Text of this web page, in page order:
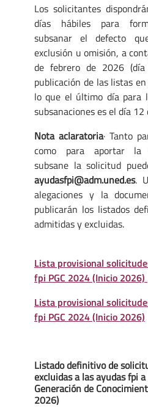
Los solicitantes
días hábiles para
subsanar el defecto
exclusión u omisión, a
de febrero de 2026
publicación de las listas
lo que el último día para
subsanaciones es el día
Nota aclaratoria· Tanto
como para aportar la
subsane la solicitud
ayudasfpi@adm.uned.es.
alegaciones y la
publicarán los listados
admitidas y excluidas.
Lista provisional
fpi PGC 2024 (Inicio 2026)
Lista provisional
fpi PGC 2024 (Inicio 2026)
Listado definitivo de
excluidas a las ayudas fpi
Generación de
2026)